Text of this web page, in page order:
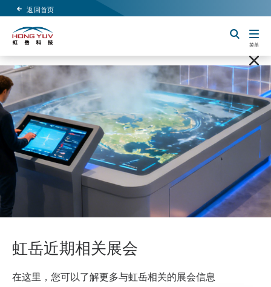
返回首页
Header Logo
切换搜索
菜单
虹岳近期相关展会
在这里，您可以了解更多与虹岳相关的展会信息